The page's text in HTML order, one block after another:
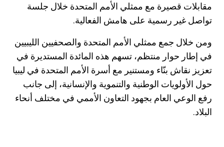
مقابلات قصيرة مع ممثلي الأمم المتحدة خلال جلسة
تواصل غير رسمية على هامش الفعالية.
ومن خلال جمع ممثلي الأمم المتحدة والصحفيين الليبيين
في إطار حوار منتظم، تسهم هذه المائدة المستديرة في
تعزيز نقاش بنّاء ومستنير مع أسرة الأمم المتحدة في ليبيا
حول الأولويات الوطنية والتنموية والإنسانية، إلى جانب
رفع الوعي العام بجهود التعاون الأممي في مختلف أنحاء
البلاد.